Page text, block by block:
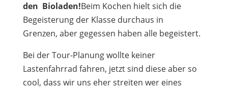
den Bioladen!Beim Kochen hielt sich die
Begeisterung der Klasse durchaus in
Grenzen, aber gegessen haben alle begeistert.
Bei der Tour-Planung wollte keiner
Lastenfahrrad fahren, jetzt sind diese aber so
cool, dass wir uns eher streiten wer eines